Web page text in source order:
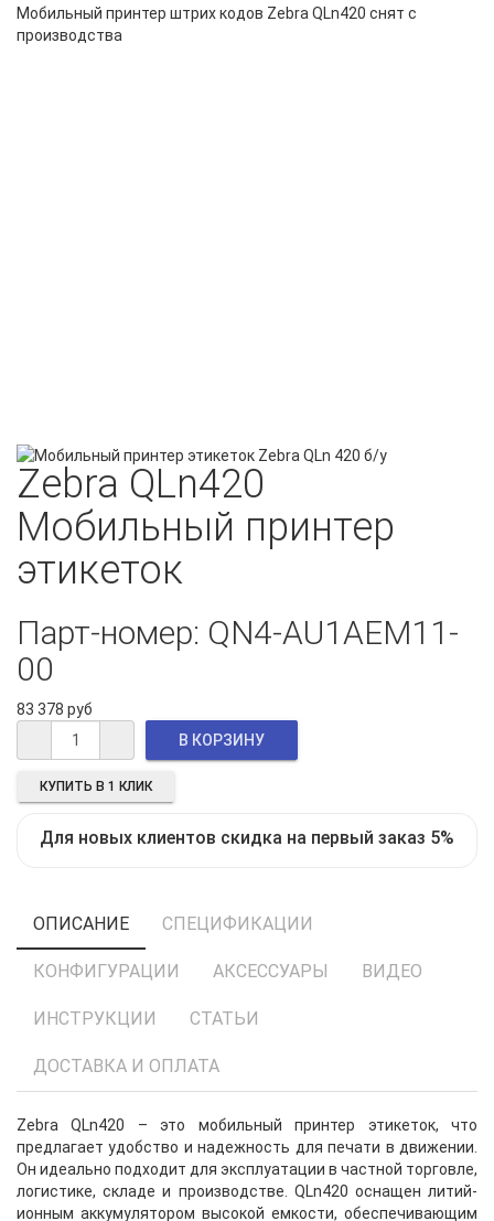
Мобильный принтер штрих кодов Zebra QLn420 снят с
производства
Zebra QLn420
Мобильный принтер
этикеток
Парт-номер: QN4-AU1AEM11-
00
83 378 руб
КУПИТЬ В 1 КЛИК
Для новых клиентов скидка на первый заказ 5%
ОПИСАНИЕ СПЕЦИФИКАЦИИ
КОНФИГУРАЦИИ АКСЕССУАРЫ ВИДЕО
ИНСТРУКЦИИ СТАТЬИ
ДОСТАВКА И ОПЛАТА
Zebra QLn420 – это мобильный принтер этикеток, что
предлагает удобство и надежность для печати в движении.
Он идеально подходит для эксплуатации в частной торговле,
логистике, складе и производстве. QLn420 оснащен литий-
ионным аккумулятором высокой емкости, обеспечивающим